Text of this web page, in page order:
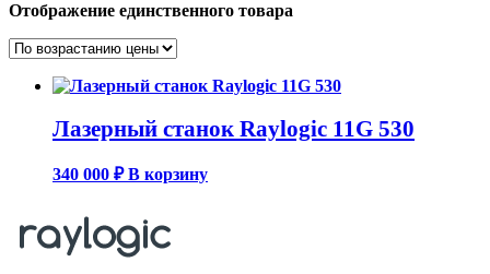
Отображение единственного товара
Лазерный станок Raylogic 11G 530
340 000 ₽ В корзину